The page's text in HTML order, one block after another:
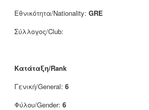
Εθνικότητα/Nationality: GRE
Σύλλογος/Club:
Κατάταξη/Rank
Γενική/General: 6
Φύλου/Gender: 6